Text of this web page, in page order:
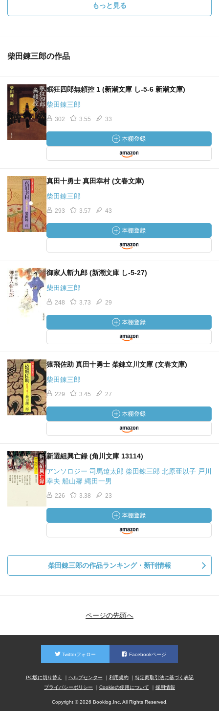
もっと見る
柴田錬三郎の作品
眠狂四郎無頼控 1 (新潮文庫 し-5-6 新潮文庫)
柴田錬三郎
302 3.55 33
真田十勇士 真田幸村 (文春文庫)
柴田錬三郎
293 3.57 43
御家人斬九郎 (新潮文庫 し-5-27)
柴田錬三郎
248 3.73 29
猿飛佐助 真田十勇士 柴錬立川文庫 (文春文庫)
柴田錬三郎
229 3.45 27
新選組興亡録 (角川文庫 13114)
アンソロジー 司馬遼太郎 柴田錬三郎 北原亜以子 戸川
幸夫 船山馨 縄田一男
226 3.38 23
柴田錬三郎の作品ランキング・新刊情報
ページの先頭へ
Twitterフォロー Facebookページ
PC版に切り替え ヘルプセンター 利用規約
特定商取引法に基づく表記
プライバシーポリシー
Cookieの使用について 採用情報
Copyright © 2026 Booklog,Inc. All Rights Reserved.